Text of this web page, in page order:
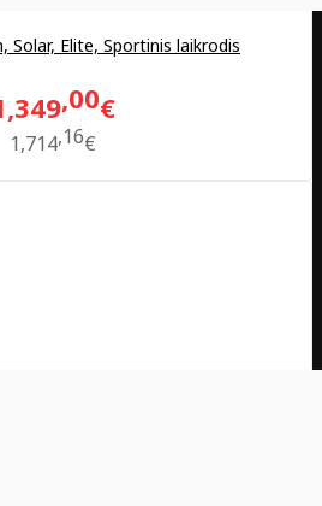
Elite, Sportinis laikrodis
00€
1,714 16€